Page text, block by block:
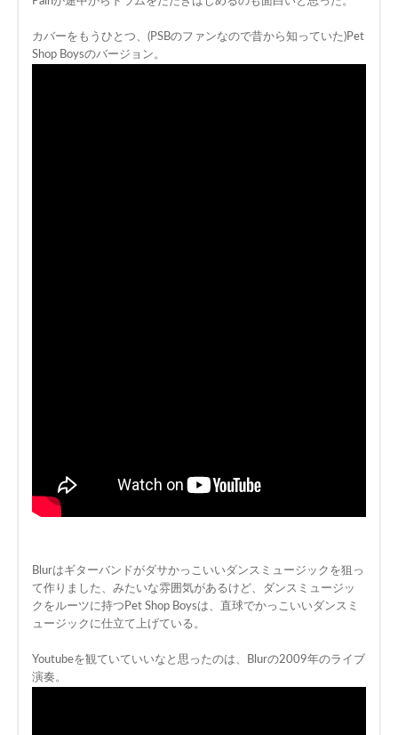
カバーをもうひとつ、(PSBのファンなので昔から知っていた)Pet
Shop Boysのバージョン。
Blurはギターバンドがダサかっこいいダンスミュージックを狙っ
て作りました、みたいな雰囲気があるけど、ダンスミュージッ
クをルーツに持つPet Shop Boysは、直球でかっこいいダンスミ
ュージックに仕立て上げている。
Youtubeを観ていていいなと思ったのは、Blurの2009年のライブ
演奏。